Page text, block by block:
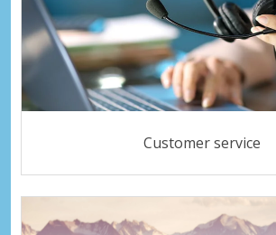
Customer service